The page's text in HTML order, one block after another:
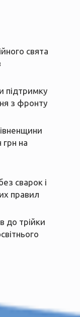
свята
підтримку
з фронту
на
сварок і
правил
до трійки